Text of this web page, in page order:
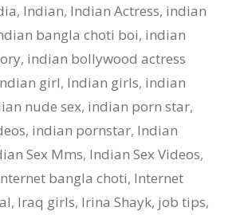
, Indian, Indian Actress, indian
bangla choti boi, indian
, indian bollywood actress
girl, Indian girls, indian
nude sex, indian porn star,
, indian pornstar, Indian
Sex Mms, Indian Sex Videos,
bangla choti, Internet
, Iraq girls, Irina Shayk, job tips,